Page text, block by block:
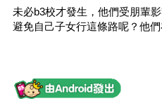
未必b3校才發生，他們受朋輩
避免自己子女行這條路呢？他們